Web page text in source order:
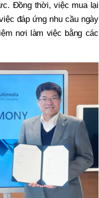
Đồng thời, việc mua lại
đáp ứng nhu cầu ngày
nơi làm việc bằng các